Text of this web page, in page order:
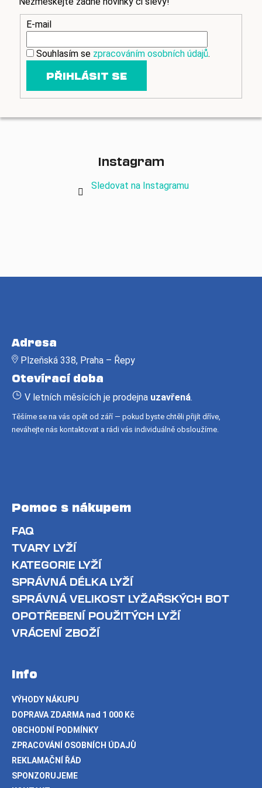
y
v
ý
p
i
E-mail
Souhlasím se zpracováním osobních údajů.
PŘIHLÁSIT SE
Instagram
Sledovat na Instagramu
Adresa
Plzeňská 338, Praha – Řepy
Otevírací doba
V letních měsících je prodejna uzavřená.
Těšíme se na vás opět od září — pokud byste chtěli přijít dříve,
neváhejte nás kontaktovat a rádi vás individuálně obsloužíme.
Pomoc s nákupem
FAQ
TVARY LYŽÍ
KATEGORIE LYŽÍ
SPRÁVNÁ DÉLKA LYŽÍ
SPRÁVNÁ VELIKOST LYŽAŘSKÝCH BOT
OPOTŘEBENÍ POUŽITÝCH LYŽÍ
VRÁCENÍ ZBOŽÍ
Info
VÝHODY NÁKUPU
DOPRAVA ZDARMA nad 1 000 Kč
OBCHODNÍ PODMÍNKY
ZPRACOVÁNÍ OSOBNÍCH ÚDAJŮ
REKLAMAČNÍ ŘÁD
SPONZORUJEME